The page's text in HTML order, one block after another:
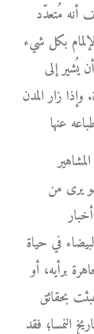
أنه مُتعدّد
بكل شيء
يُشير إلى
زار المدن
يرى من
في حياة
برأيه، أو
بحقائق
النمسا؛ فقد